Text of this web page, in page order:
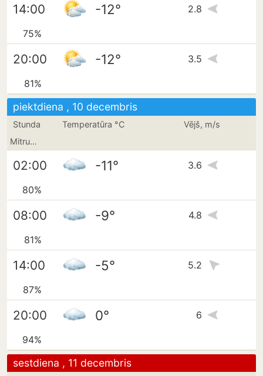
14:00 -12° 2.8
75%
20:00 -12° 3.5
81%
piektdiena , 10 decembris
Stunda Temperatūra °C
Vējš, m/s
Mitrums
02:00 -11° 3.6
80%
08:00 -9° 4.8
81%
14:00 -5° 5.2
87%
20:00 0° 6
94%
sestdiena , 11 decembris